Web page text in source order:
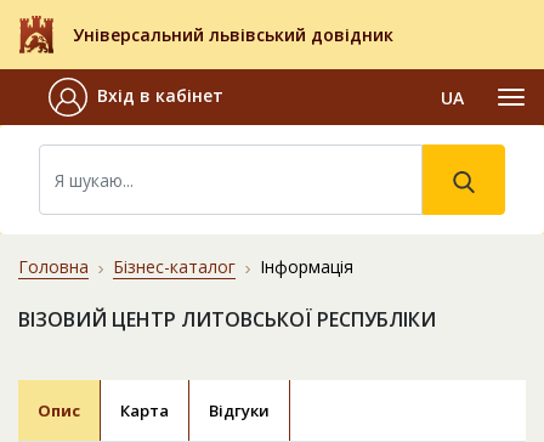
Універсальний львівський довідник
Вхід в кабінет UA
Головна Бізнес-каталог Інформація
ВІЗОВИЙ ЦЕНТР ЛИТОВСЬКОЇ РЕСПУБЛІКИ
Опис Карта Відгуки